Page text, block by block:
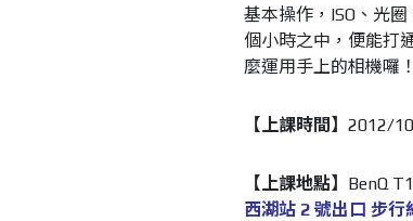
基本操作，ISO、光
個小時之中，便能打
麼運用手上的相機囉！
【上課時間】 2012/
【上課地點】 BenQ
西湖站 2 號出口 步行